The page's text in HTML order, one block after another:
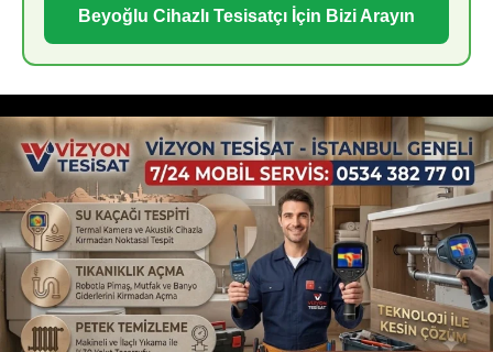
Beyoğlu Cihazlı Tesisatçı İçin Bizi Arayın